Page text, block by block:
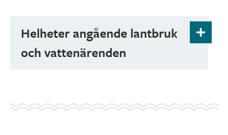
Helheter angående lantbruk
och vattenärenden
Lantbruk